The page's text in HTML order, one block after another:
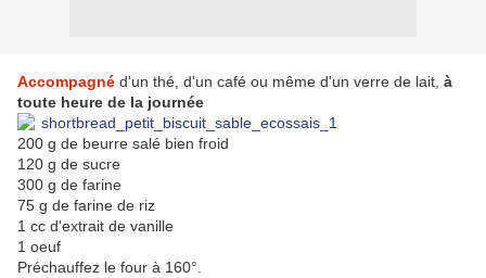
Accompagné d'un thé, d'un café ou même d'un verre de lait, à
toute heure de la journée
200 g de beurre salé bien froid
120 g de sucre
300 g de farine
75 g de farine de riz
1 cc d'extrait de vanille
1 oeuf
Préchauffez le four à 160°.